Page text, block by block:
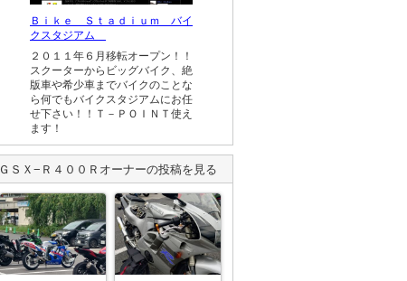
Ｂｉｋｅ Ｓｔａｄｉｕｍ バイ
クスタジアム
２０１１年６月移転オープン！！
スクーターからビッグバイク、絶
版車や希少車までバイクのことな
ら何でもバイクスタジアムにお任
せ下さい！！Ｔ－ＰＯＩＮＴ使え
ます！
ＧＳＸ−Ｒ４００Ｒ オーナーの投稿を見る